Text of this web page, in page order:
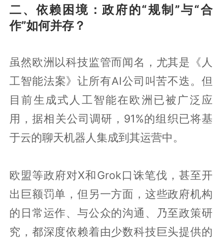
二、依赖困境：政府的“规制”与“合
作”如何并存？
虽然欧洲以科技监管而闻名，尤其是《人
工智能法案》让所有AI公司叫苦不迭。但
目前生成式人工智能在欧洲已被广泛应
用，据相关公司调研，91%的组织已将基
于云的聊天机器人集成到其运营中。
欧盟等政府对X和Grok口诛笔伐，甚至开
出巨额罚单，但另一方面，这些政府机构
的日常运作、与公众的沟通、乃至政策研
究，都深度依赖着由少数科技巨头提供的